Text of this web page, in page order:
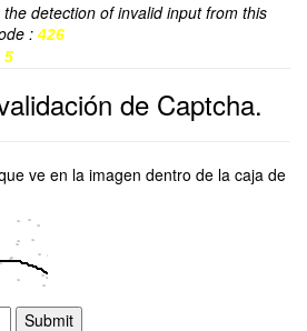
detection of invalid input from this
: 426
5
de Captcha.
ve en la imagen dentro de la caja de